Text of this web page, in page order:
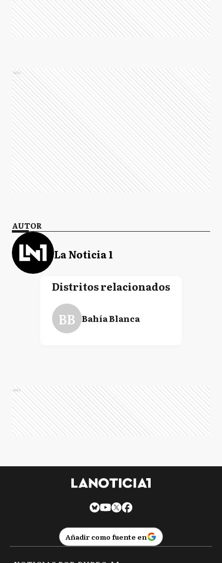
Ads
AUTOR
La Noticia 1
Distritos relacionados
BB Bahía Blanca
Ads
Añadir como fuente en